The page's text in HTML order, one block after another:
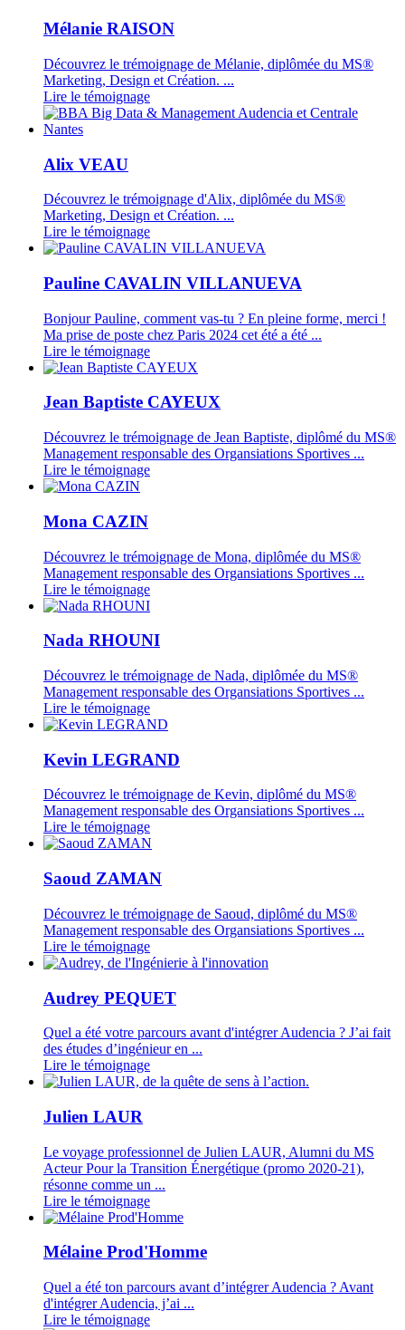
Mélanie RAISON
Découvrez le trémoignage de Mélanie, diplômée du MS®
Marketing, Design et Création. ...
Lire le témoignage
Alix VEAU
Découvrez le trémoignage d'Alix, diplômée du MS®
Marketing, Design et Création. ...
Lire le témoignage
Pauline CAVALIN VILLANUEVA
Bonjour Pauline, comment vas-tu ? En pleine forme, merci !
Ma prise de poste chez Paris 2024 cet été a été ...
Lire le témoignage
Jean Baptiste CAYEUX
Découvrez le trémoignage de Jean Baptiste, diplômé du MS®
Management responsable des Organsiations Sportives ...
Lire le témoignage
Mona CAZIN
Découvrez le trémoignage de Mona, diplômée du MS®
Management responsable des Organsiations Sportives ...
Lire le témoignage
Nada RHOUNI
Découvrez le trémoignage de Nada, diplômée du MS®
Management responsable des Organsiations Sportives ...
Lire le témoignage
Kevin LEGRAND
Découvrez le trémoignage de Kevin, diplômé du MS®
Management responsable des Organsiations Sportives ...
Lire le témoignage
Saoud ZAMAN
Découvrez le trémoignage de Saoud, diplômé du MS®
Management responsable des Organsiations Sportives ...
Lire le témoignage
Audrey PEQUET
Quel a été votre parcours avant d'intégrer Audencia ? J’ai fait
des études d’ingénieur en ...
Lire le témoignage
Julien LAUR
Le voyage professionnel de Julien LAUR, Alumni du MS
Acteur Pour la Transition Énergétique (promo 2020-21),
résonne comme un ...
Lire le témoignage
Mélaine Prod'Homme
Quel a été ton parcours avant d’intégrer Audencia ? Avant
d'intégrer Audencia, j’ai ...
Lire le témoignage